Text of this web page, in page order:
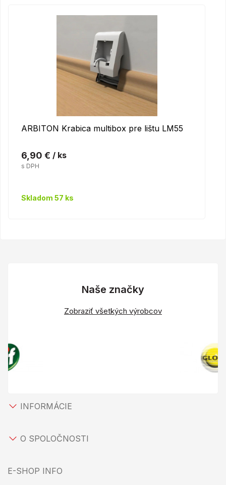
ARBITON Krabica multibox pre lištu LM55
6,90 € / ks
s DPH
Skladom 57 ks
Naše značky
Zobraziť všetkých výrobcov
INFORMÁCIE
O SPOLOČNOSTI
E-SHOP INFO